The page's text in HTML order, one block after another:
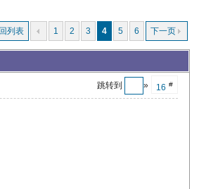
1 2 3 4 5 6 下一页
列表
16 #
跳转到 »